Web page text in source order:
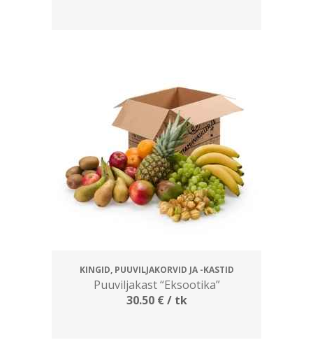
KINGID, PUUVILJAKORVID JA -KASTID
Puuviljakast “Eksootika”
30.50 €/ tk